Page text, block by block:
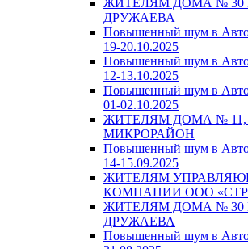
ЖИТЕЛЯМ ДОМА № 30
ДРУЖАЕВА
Повышенный шум в
19-20.10.2025
Повышенный шум в
12-13.10.2025
Повышенный шум в
01-02.10.2025
ЖИТЕЛЯМ ДОМА № 11,
МИКРОРАЙОН
Повышенный шум в
14-15.09.2025
ЖИТЕЛЯМ
КОМПАНИИ ООО
ЖИТЕЛЯМ ДОМА № 30
ДРУЖАЕВА
Повышенный шум в